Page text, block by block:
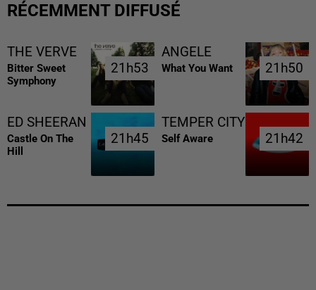
RÉCEMMENT DIFFUSÉ
THE VERVE
Bitter Sweet
Symphony
21h53
21h53
ANGELE
What You Want 21h50
21h50
ED SHEERAN
Castle On The
Hill
21h45
21h45
TEMPER CITY
Self Aware 21h42
21h42